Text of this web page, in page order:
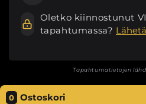
Oletko kiinnostunut
tapahtumassa?
Tapahtumatietojen
0 Ostoskori